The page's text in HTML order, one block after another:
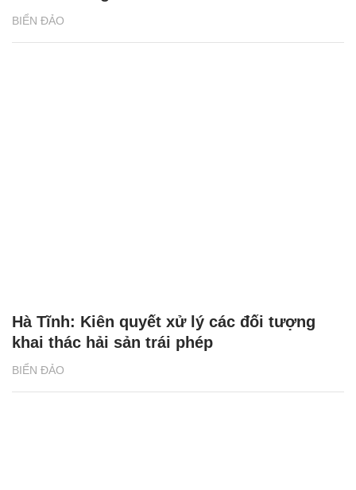
BIỂN ĐẢO
BIỂN ĐẢO
Hà Tĩnh: Kiên quyết xử lý các đối tượng
khai thác hải sản trái phép